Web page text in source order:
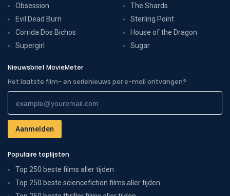
Obsession
Evil Dead Burn
Corrida Dos Bichos
Supergirl
The Shards
Sterling Point
House of the Dragon
Sugar
Nieuwsbrief MovieMeter
Het laatste film- en serienieuws per e-mail ontvangen?
Populaire toplijsten
Top 250 beste films aller tijden
Top 250 beste sciencefiction films aller tijden